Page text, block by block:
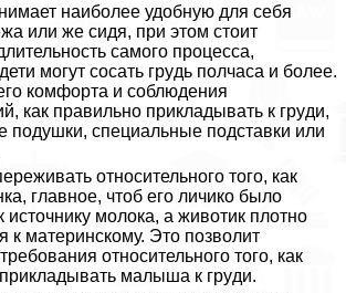
наиболее удобную для себя
или же сидя, при этом стоит
самого процесса,
могут сосать гpyдь полчаса и более.
комфорта и соблюдения
как правильно прикладывать к гpyди,
подушки, специальные подставки или
относительного того, как
главное, чтоб его личико было
источнику молока, а животик плотно
к материнскому. Это позволит
относительного того, как
малыша к гpyди.